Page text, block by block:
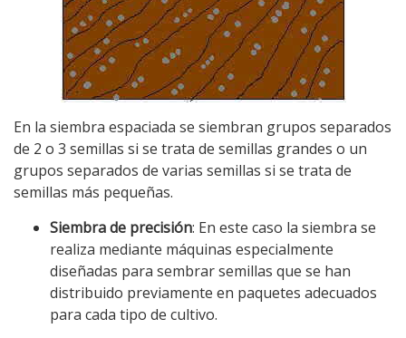
En la siembra espaciada se siembran grupos separados
de 2 o 3 semillas si se trata de semillas grandes o un
grupos separados de varias semillas si se trata de
semillas más pequeñas.
Siembra de precisión: En este caso la siembra se
realiza mediante máquinas especialmente
diseñadas para sembrar semillas que se han
distribuido previamente en paquetes adecuados
para cada tipo de cultivo.